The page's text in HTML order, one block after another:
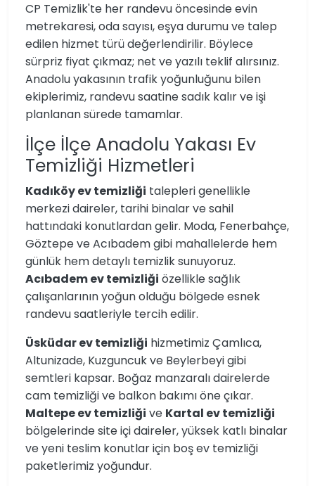
CP Temizlik'te her randevu öncesinde evin
metrekaresi, oda sayısı, eşya durumu ve talep
edilen hizmet türü değerlendirilir. Böylece
sürpriz fiyat çıkmaz; net ve yazılı teklif alırsınız.
Anadolu yakasının trafik yoğunluğunu bilen
ekiplerimiz, randevu saatine sadık kalır ve işi
planlanan sürede tamamlar.
İlçe İlçe Anadolu Yakası Ev
Temizliği Hizmetleri
Kadıköy ev temizliği talepleri genellikle
merkezi daireler, tarihi binalar ve sahil
hattındaki konutlardan gelir. Moda, Fenerbahçe,
Göztepe ve Acıbadem gibi mahallelerde hem
günlük hem detaylı temizlik sunuyoruz.
Acıbadem ev temizliği özellikle sağlık
çalışanlarının yoğun olduğu bölgede esnek
randevu saatleriyle tercih edilir.
Üsküdar ev temizliği hizmetimiz Çamlıca,
Altunizade, Kuzguncuk ve Beylerbeyi gibi
semtleri kapsar. Boğaz manzaralı dairelerde
cam temizliği ve balkon bakımı öne çıkar.
Maltepe ev temizliği ve Kartal ev temizliği
bölgelerinde site içi daireler, yüksek katlı binalar
ve yeni teslim konutlar için boş ev temizliği
paketlerimiz yoğundur.